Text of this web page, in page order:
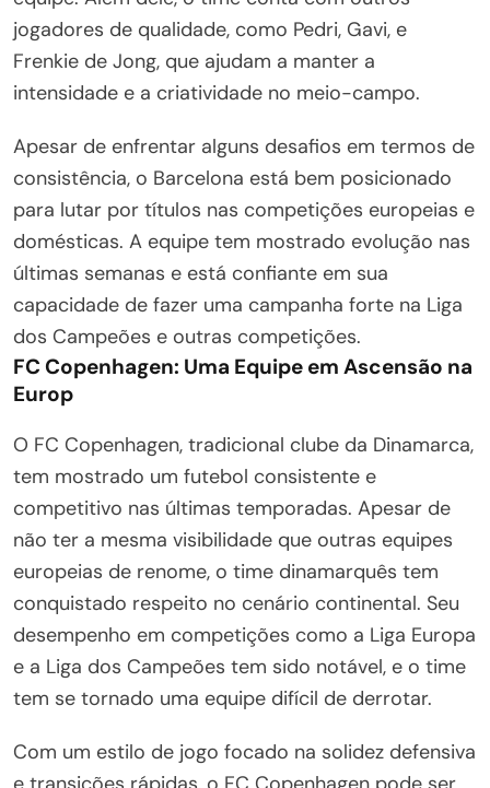
jogadores de qualidade, como Pedri, Gavi, e
Frenkie de Jong, que ajudam a manter a
intensidade e a criatividade no meio-campo.
Apesar de enfrentar alguns desafios em termos de
consistência, o Barcelona está bem posicionado
para lutar por títulos nas competições europeias e
domésticas. A equipe tem mostrado evolução nas
últimas semanas e está confiante em sua
capacidade de fazer uma campanha forte na Liga
dos Campeões e outras competições.
FC Copenhagen: Uma Equipe em Ascensão na
Europ
O FC Copenhagen, tradicional clube da Dinamarca,
tem mostrado um futebol consistente e
competitivo nas últimas temporadas. Apesar de
não ter a mesma visibilidade que outras equipes
europeias de renome, o time dinamarquês tem
conquistado respeito no cenário continental. Seu
desempenho em competições como a Liga Europa
e a Liga dos Campeões tem sido notável, e o time
tem se tornado uma equipe difícil de derrotar.
Com um estilo de jogo focado na solidez defensiva